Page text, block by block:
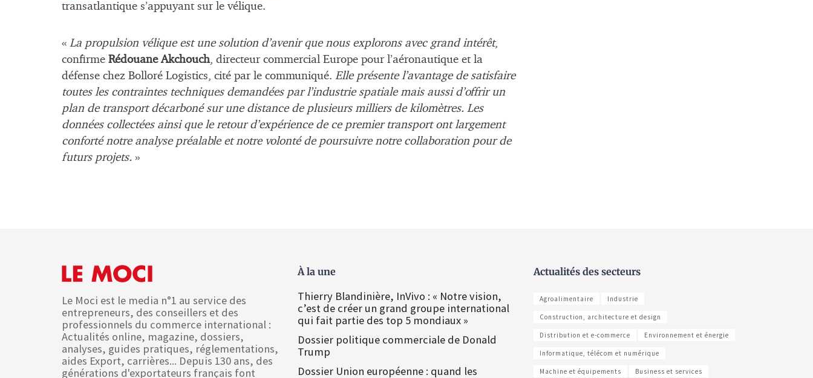
transatlantique s’appuyant sur le vélique.
« La propulsion vélique est une solution d’avenir que nous explorons avec grand intérêt,
confirme Rédouane Akchouch, directeur commercial Europe pour l’aéronautique et la
défense chez Bolloré Logistics, cité par le communiqué. Elle présente l’avantage de satisfaire
toutes les contraintes techniques demandées par l’industrie spatiale mais aussi d’offrir un
plan de transport décarboné sur une distance de plusieurs milliers de kilomètres. Les
données collectées ainsi que le retour d’expérience de ce premier transport ont largement
conforté notre analyse préalable et notre volonté de poursuivre notre collaboration pour de
futurs projets. »
Le Moci est le media n°1 au service des
entrepreneurs, des conseillers et des
professionnels du commerce international :
Actualités online, magazine, dossiers,
analyses, guides pratiques, réglementations,
aides Export, carrières... Depuis 130 ans, des
générations d'exportateurs français font
À la une
Thierry Blandinière, InVivo : « Notre vision,
c’est de créer un grand groupe international
qui fait partie des top 5 mondiaux »
Dossier politique commerciale de Donald
Trump
Dossier Union européenne : quand les
Actualités des secteurs
Agroalimentaire Industrie
Construction, architecture et design
Distribution et e-commerce Environnement et énergie
Informatique, télécom et numérique
Machine et équipements Business et services